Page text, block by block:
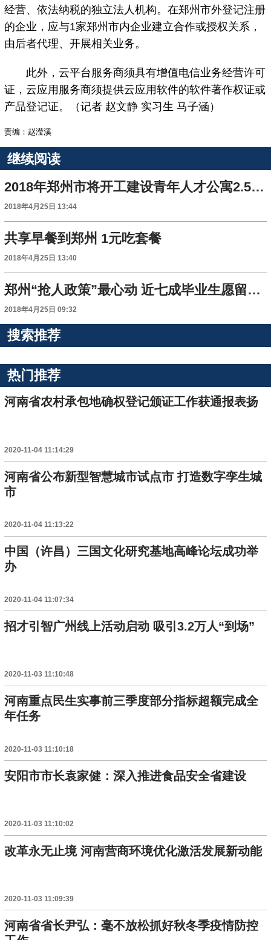
经营、依法纳税的独立法人机构。在郑州市外登记注册
的企业，应与1家郑州市内企业建立合作或授权关系，
由后者代理、开展相关业务。
此外，云平台服务商须具有增值电信业务经营许可
证，云应用服务商须提供云应用软件的软件著作权证或
产品登记证。（记者 赵文静 实习生 马子涵）
责编：赵滢溪
继续阅读
2018年郑州市将开工建设青年人才公寓2.5万套
2018年4月25日 13:44
共享早餐到郑州 1元吃套餐
2018年4月25日 13:40
郑州“抢人政策”最心动 近七成毕业生愿留郑州
2018年4月25日 09:32
搜索推荐
热门推荐
河南省农村承包地确权登记颁证工作获通报表扬
2020-11-04 11:14:29
河南省公布新型智慧城市试点市 打造数字孪生城
市
2020-11-04 11:13:22
中国（许昌）三国文化研究基地高峰论坛成功举
办
2020-11-04 11:07:34
招才引智广州线上活动启动 吸引3.2万人“到场”
2020-11-03 11:10:48
河南重点民生实事前三季度部分指标超额完成全
年任务
2020-11-03 11:10:18
安阳市市长袁家健：深入推进食品安全省建设
2020-11-03 11:10:02
改革永无止境 河南营商环境优化激活发展新动能
2020-11-03 11:09:39
河南省省长尹弘：毫不放松抓好秋冬季疫情防控